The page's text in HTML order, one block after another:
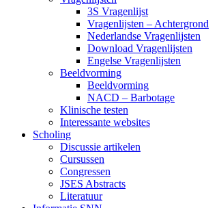
3S Vragenlijst
Vragenlijsten – Achtergrond
Nederlandse Vragenlijsten
Download Vragenlijsten
Engelse Vragenlijsten
Beeldvorming
Beeldvorming
NACD – Barbotage
Klinische testen
Interessante websites
Scholing
Discussie artikelen
Cursussen
Congressen
JSES Abstracts
Literatuur